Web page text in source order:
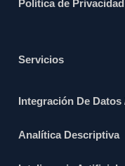
Política de Privacidad
Servicios
Integración De Datos
Analítica Descriptiva